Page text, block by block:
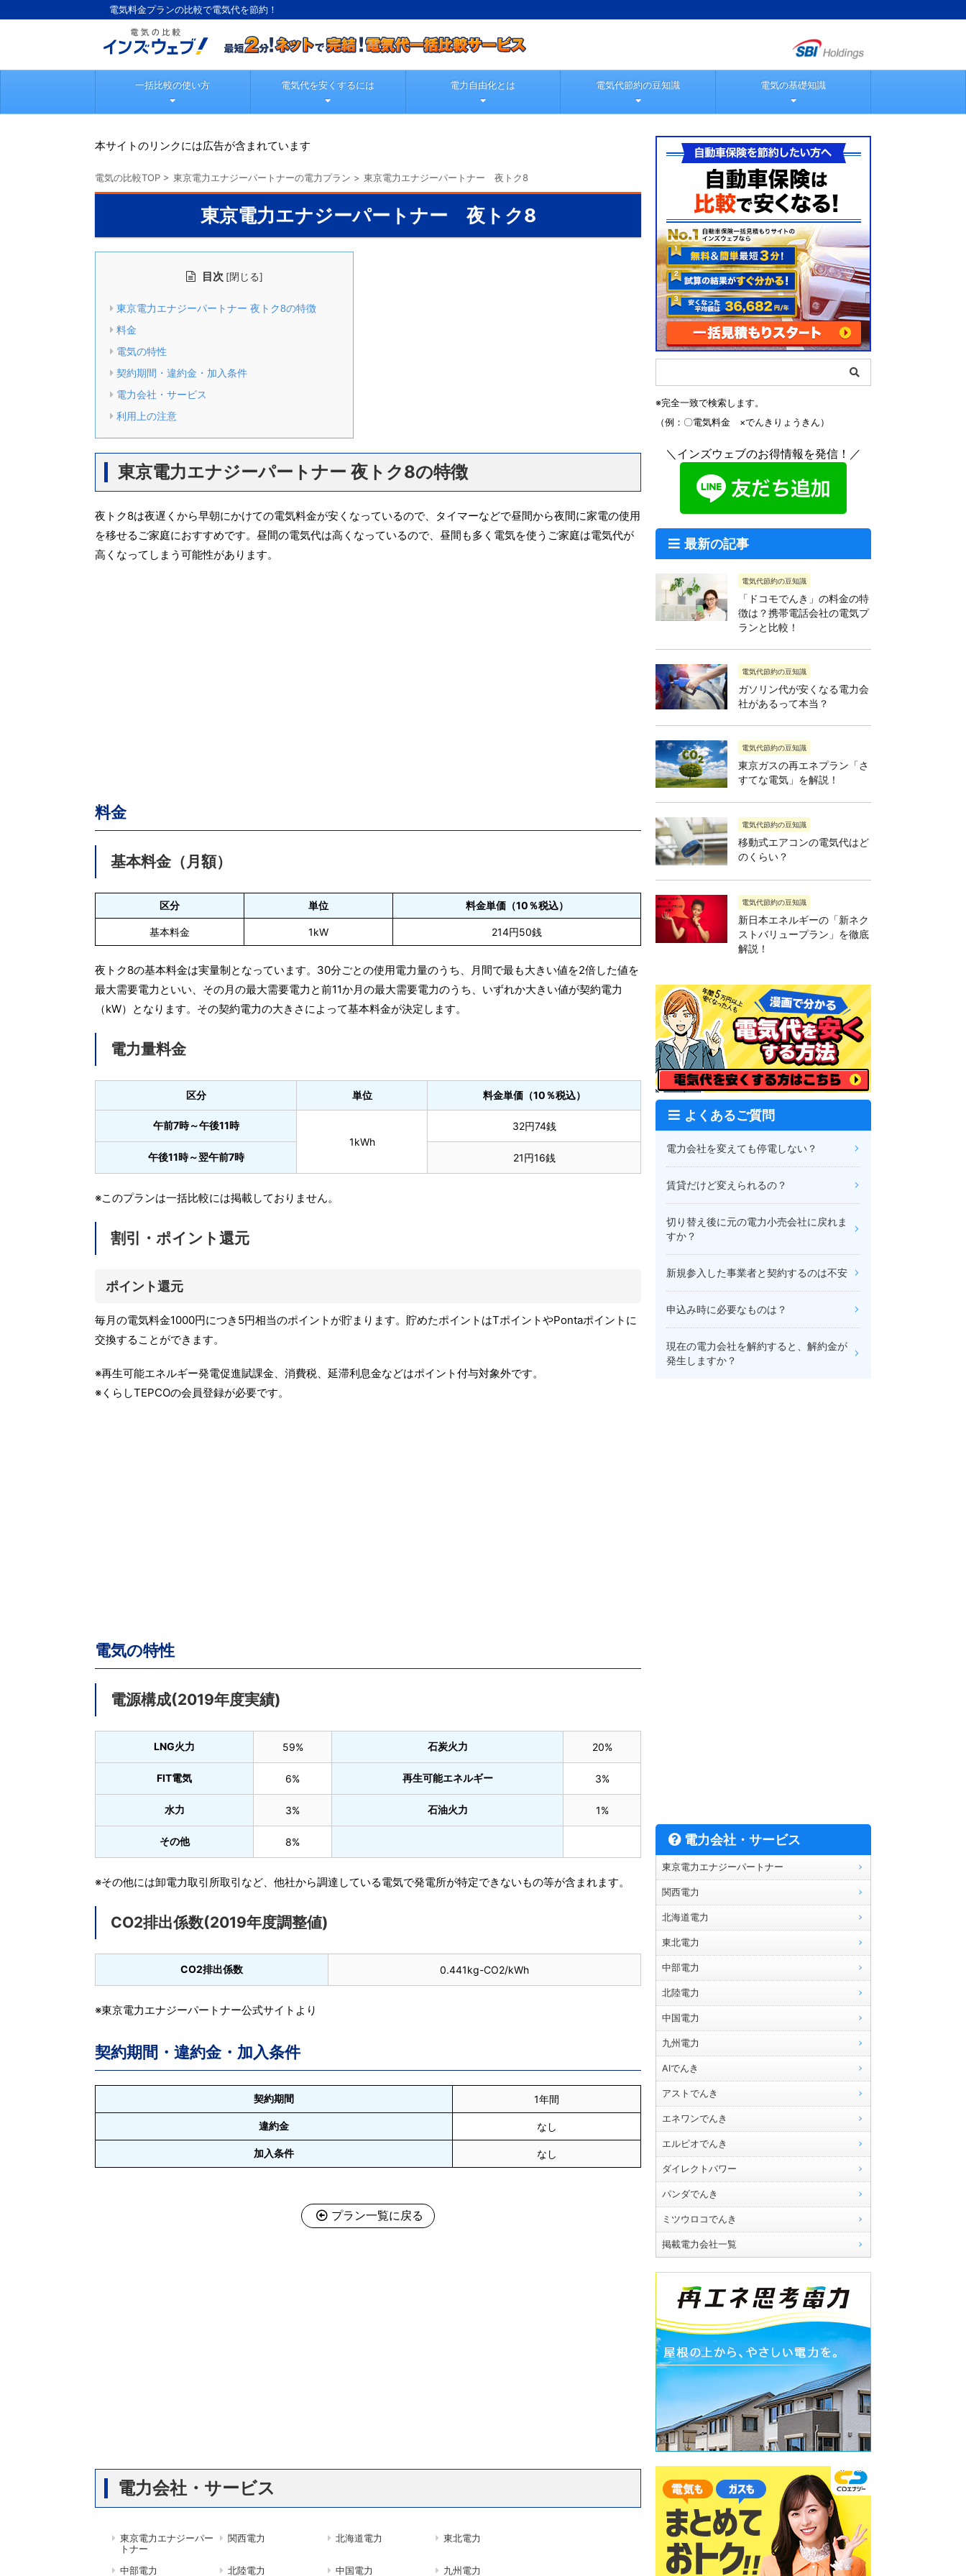
電気料金プランの比較で電気代を節約！
一括比較の使い方 電気代を安くするには 電力自由化とは 電気代節約の豆知識 電気の基礎知識
本サイトのリンクには広告が含まれています
電気の比較TOP > 東京電力エナジーパートナーの電力プラン > 東京電力エナジーパートナー 夜トク8
東京電力エナジーパートナー 夜トク8
目次 [閉じる]
東京電力エナジーパートナー 夜トク8の特徴
料金
電気の特性
契約期間・違約金・加入条件
電力会社・サービス
利用上の注意
東京電力エナジーパートナー 夜トク8の特徴
夜トク8は夜遅くから早朝にかけての電気料金が安くなっているので、タイマーなどで昼間から夜間に家電の使用
を移せるご家庭におすすめです。昼間の電気代は高くなっているので、昼間も多く電気を使うご家庭は電気代が
高くなってしまう可能性があります。
料金
基本料金（月額）
区分 単位 料金単価（10％税込）
基本料金 1kW 214円50銭
夜トク8の基本料金は実量制となっています。30分ごとの使用電力量のうち、月間で最も大きい値を2倍した値を
最大需要電力といい、その月の最大需要電力と前11か月の最大需要電力のうち、いずれか大きい値が契約電力
（kW）となります。その契約電力の大きさによって基本料金が決定します。
電力量料金
区分 単位 料金単価（10％税込）
午前7時～午後11時
1kWh
32円74銭
午後11時～翌午前7時 21円16銭
※このプランは一括比較には掲載しておりません。
割引・ポイント還元
ポイント還元
毎月の電気料金1000円につき5円相当のポイントが貯まります。貯めたポイントはTポイントやPontaポイントに
交換することができます。
※再生可能エネルギー発電促進賦課金、消費税、延滞利息金などはポイント付与対象外です。
※くらしTEPCOの会員登録が必要です。
電気の特性
電源構成(2019年度実績)
LNG火力 59% 石炭火力 20%
FIT電気 6% 再生可能エネルギー 3%
水力 3% 石油火力 1%
その他 8%
※その他には卸電力取引所取引など、他社から調達している電気で発電所が特定できないもの等が含まれます。
CO2排出係数(2019年度調整値)
CO2排出係数 0.441kg-CO2/kWh
※東京電力エナジーパートナー公式サイトより
契約期間・違約金・加入条件
契約期間 1年間
違約金 なし
加入条件 なし
プラン一覧に戻る
電力会社・サービス
東京電力エナジーパー
トナー
関西電力 北海道電力 東北電力
中部電力 北陸電力 中国電力 九州電力
※完全一致で検索します。
（例：〇電気料金 ×でんきりょうきん）
＼インズウェブのお得情報を発信！／
最新の記事
電気代節約の豆知識
「ドコモでんき」の料金の特
徴は？携帯電話会社の電気プ
ランと比較！
電気代節約の豆知識
ガソリン代が安くなる電力会
社があるって本当？
電気代節約の豆知識
東京ガスの再エネプラン「さ
すてな電気」を解説！
電気代節約の豆知識
移動式エアコンの電気代はど
のくらい？
電気代節約の豆知識
新日本エネルギーの「新ネク
ストバリュープラン」を徹底
解説！
よくあるご質問
電力会社を変えても停電しない？
賃貸だけど変えられるの？
切り替え後に元の電力小売会社に戻れま
すか？
新規参入した事業者と契約するのは不安
申込み時に必要なものは？
現在の電力会社を解約すると、解約金が
発生しますか？
電力会社・サービス
東京電力エナジーパートナー
関西電力
北海道電力
東北電力
中部電力
北陸電力
中国電力
九州電力
AIでんき
アストでんき
エネワンでんき
エルピオでんき
ダイレクトパワー
パンダでんき
ミツウロコでんき
掲載電力会社一覧